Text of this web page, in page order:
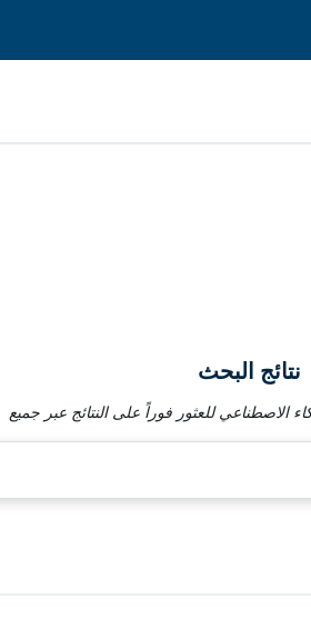
نتائج البحث
الاصطناعي للعثور فوراً على النتائج عبر جميع